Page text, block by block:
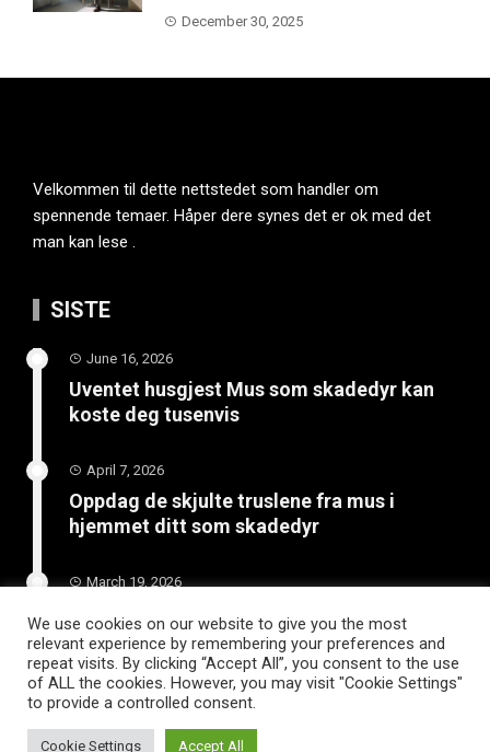
December 30, 2025
Velkommen til dette nettstedet som handler om
spennende temaer. Håper dere synes det er ok med det
man kan lese .
SISTE
June 16, 2026
Uventet husgjest Mus som skadedyr kan
koste deg tusenvis
April 7, 2026
Oppdag de skjulte truslene fra mus i
hjemmet ditt som skadedyr
March 19, 2026
Slik vedlikeholder du tilhengeren for
langvarig bruk
We use cookies on our website to give you the most
relevant experience by remembering your preferences and
repeat visits. By clicking “Accept All”, you consent to the use
of ALL the cookies. However, you may visit "Cookie Settings"
to provide a controlled consent.
Cookie Settings Accept All